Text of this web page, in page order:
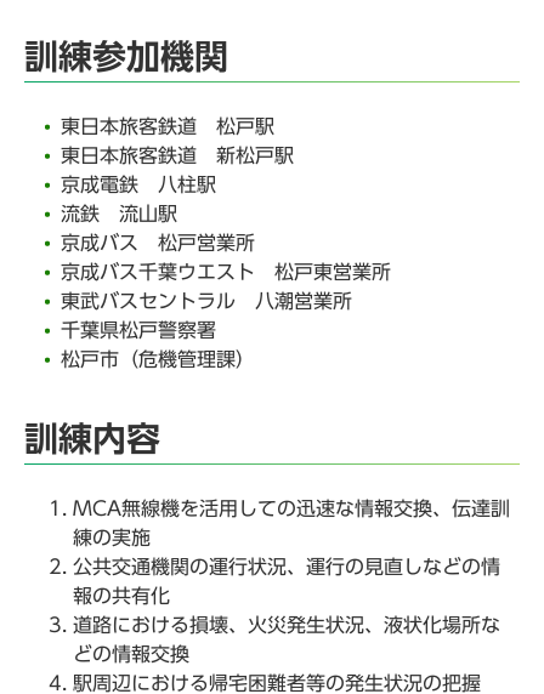
訓練参加機関
東日本旅客鉄道 松戸駅
東日本旅客鉄道 新松戸駅
京成電鉄 八柱駅
流鉄 流山駅
京成バス 松戸営業所
京成バス千葉ウエスト 松戸東営業所
東武バスセントラル 八潮営業所
千葉県松戸警察署
松戸市（危機管理課）
訓練内容
MCA無線機を活用しての迅速な情報交換、伝達訓
練の実施
公共交通機関の運行状況、運行の見直しなどの情
報の共有化
道路における損壊、火災発生状況、液状化場所な
どの情報交換
駅周辺における帰宅困難者等の発生状況の把握